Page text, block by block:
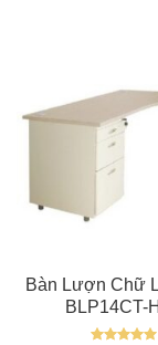
Bàn Lượn Chữ
BLP14CT-